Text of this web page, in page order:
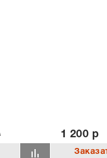
1 200 р